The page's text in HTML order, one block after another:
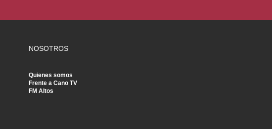
NOSOTROS
Quienes somos
Frente a Cano TV
FM Altos